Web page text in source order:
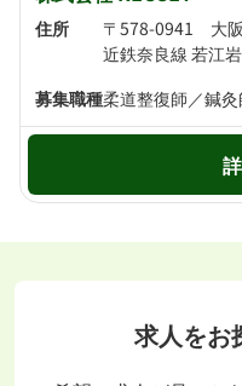
住所
〒578-0941 大
募集職種柔道整復師／鍼灸
求人をお